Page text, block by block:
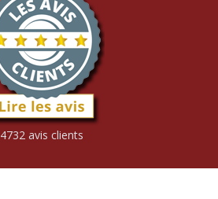
4732 avis clients